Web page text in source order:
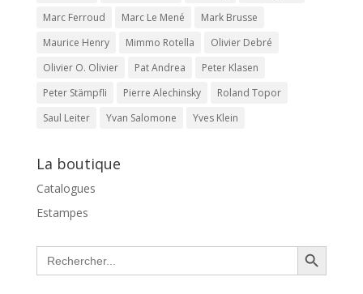
Marc Ferroud
Marc Le Mené
Mark Brusse
Maurice Henry
Mimmo Rotella
Olivier Debré
Olivier O. Olivier
Pat Andrea
Peter Klasen
Peter Stämpfli
Pierre Alechinsky
Roland Topor
Saul Leiter
Yvan Salomone Yves Klein
La boutique
Catalogues
Estampes
Search
for:
Search Button